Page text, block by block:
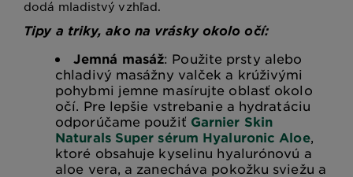
dodá mladistvý vzhľad.
Tipy a triky, ako na vrásky okolo očí:
Jemná masáž: Použite prsty alebo
chladivý masážny valček a krúživými
pohybmi jemne masírujte oblasť okolo
očí. Pre lepšie vstrebanie a hydratáciu
odporúčame použiť Garnier Skin
Naturals Super sérum Hyaluronic Aloe,
ktoré obsahuje kyselinu hyalurónovú a
aloe vera, a zanecháva pokožku sviežu a